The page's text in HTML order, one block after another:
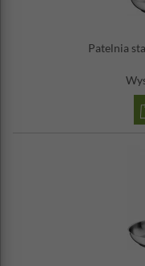
Instrukcja obsługi
Patelnia